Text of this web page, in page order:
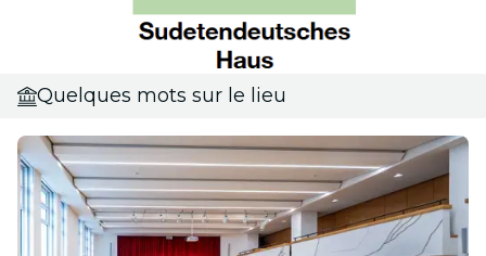
Quelques mots sur le lieu